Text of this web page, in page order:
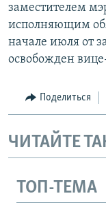
заместителем
исполняющим
начале июля от
освобожден
Поделиться
ЧИТАЙТЕ
ТОП-ТЕМА